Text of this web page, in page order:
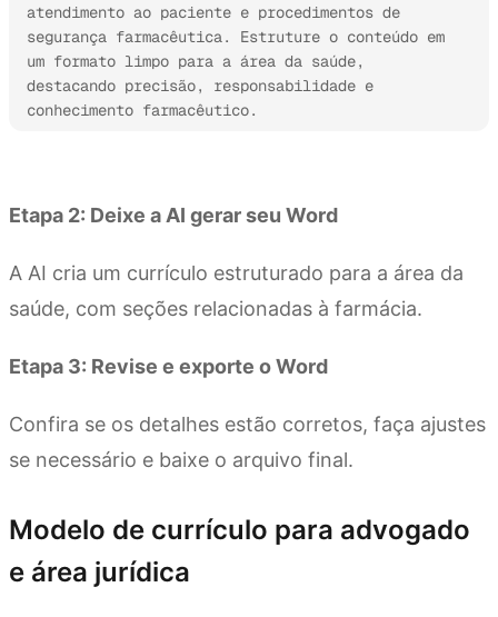
atendimento ao paciente e procedimentos de
segurança farmacêutica. Estruture o conteúdo em
um formato limpo para a área da saúde,
destacando precisão, responsabilidade e
conhecimento farmacêutico.
Etapa 2: Deixe a AI gerar seu Word
A AI cria um currículo estruturado para a área da
saúde, com seções relacionadas à farmácia.
Etapa 3: Revise e exporte o Word
Confira se os detalhes estão corretos, faça ajustes
se necessário e baixe o arquivo final.
Modelo de currículo para advogado
e área jurídica